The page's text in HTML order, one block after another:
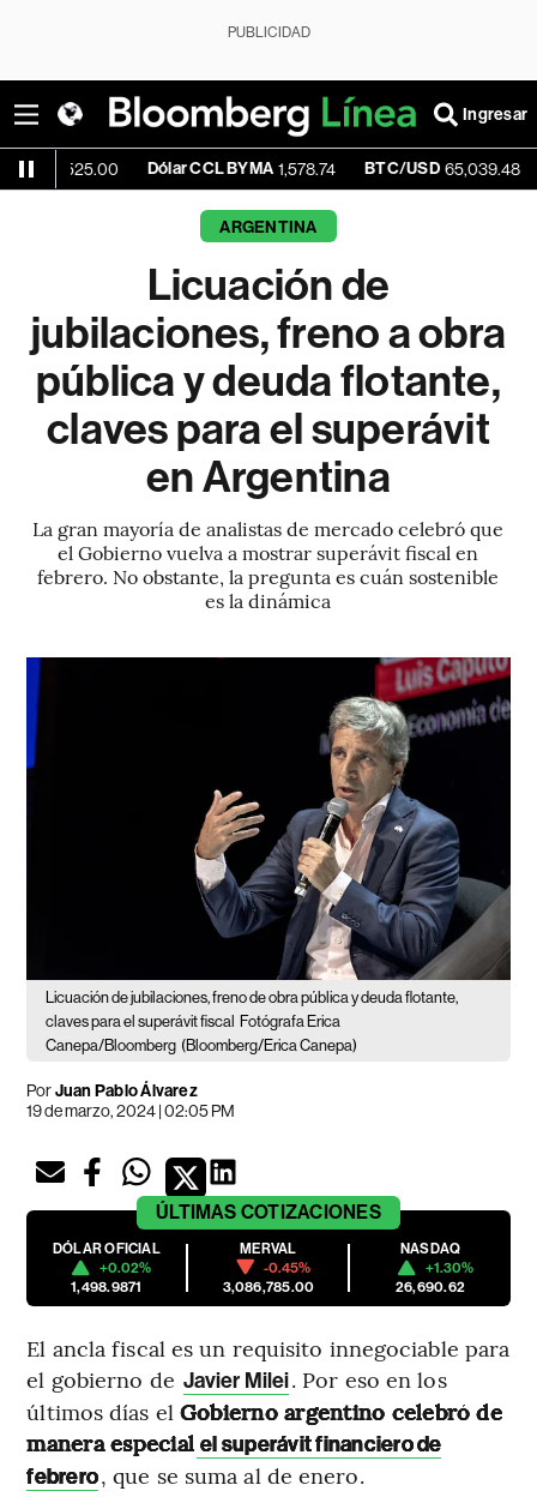
PUBLICIDAD
Ingresar
Dólar CCL BYMA 1,578.74 BTC/USD 65,039.48 +0.16%
ARGENTINA
Licuación de
jubilaciones, freno a obra
pública y deuda flotante,
claves para el superávit
en Argentina
La gran mayoría de analistas de mercado celebró que
el Gobierno vuelva a mostrar superávit fiscal en
febrero. No obstante, la pregunta es cuán sostenible
es la dinámica
Licuación de jubilaciones, freno de obra pública y deuda flotante,
claves para el superávit fiscal
Fotógrafa Erica
Canepa/Bloomberg (Bloomberg/Erica Canepa)
PorJuan Pablo Álvarez
19 de marzo, 2024 | 02:05 PM
ÚLTIMAS COTIZACIONES
DÓLAR OFICIAL
+0.02%
1,498.9871
MERVAL
-0.45%
3,086,785.00
NASDAQ
+1.30%
26,690.62
El ancla fiscal es un requisito innegociable para
el gobierno de Javier Milei. Por eso en los
últimos días el Gobierno argentino celebró de
manera especial el superávit financiero de
febrero, que se suma al de enero.